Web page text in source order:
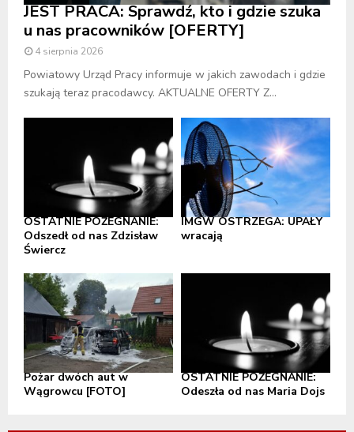
JEST PRACA: Sprawdź, kto i gdzie szuka
u nas pracowników [OFERTY]
4 sierpnia 2026
Powiatowy Urząd Pracy informuje w jakich zawodach i gdzie
szukają teraz pracodawcy. AKTUALNE OFERTY Z...
OSTATNIE POŻEGNANIE:
Odszedł od nas Zdzisław
Świercz
IMGW OSTRZEGA: UPAŁY
wracają
Pożar dwóch aut w
Wągrowcu [FOTO]
OSTATNIE POŻEGNANIE:
Odeszła od nas Maria Dojs